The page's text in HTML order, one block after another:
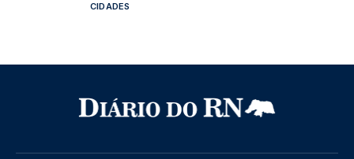
CIDADES